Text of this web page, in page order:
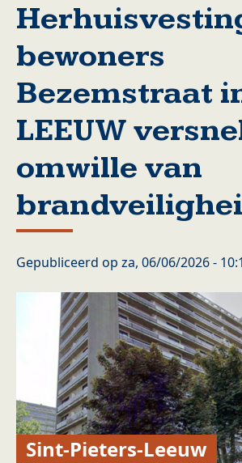
bewoners
Bezemstraat
LEEUW
omwille van
Gepubliceerd op za, 06/06/2026 -
Sint-Pieters-Leeuw